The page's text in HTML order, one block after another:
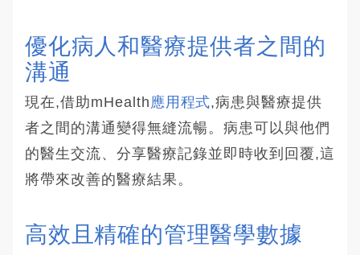
優化病人和醫療提供者之間的
溝通
現在,借助mHealth 應用程式,病患與醫療提供
者之間的溝通變得無縫流暢。病患可以與他們
的醫生交流、分享醫療記錄並即時收到回覆,這
將帶來改善的醫療結果。
高效且精確的管理醫學數據